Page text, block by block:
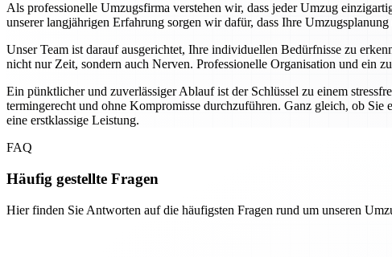
Als professionelle Umzugsfirma verstehen wir, dass jeder Umzug
unserer langjährigen Erfahrung sorgen wir dafür, dass Ihre
Unser Team ist darauf ausgerichtet, Ihre individuellen Bedürfnisse zu
nicht nur Zeit, sondern auch Nerven. Professionelle Organisation und ein
Ein pünktlicher und zuverlässiger Ablauf ist der Schlüssel zu einem
termingerecht und ohne Kompromisse durchzuführen. Ganz gleich, ob
eine erstklassige Leistung.
FAQ
Häufig gestellte Fragen
Hier finden Sie Antworten auf die häufigsten Fragen rund um unseren